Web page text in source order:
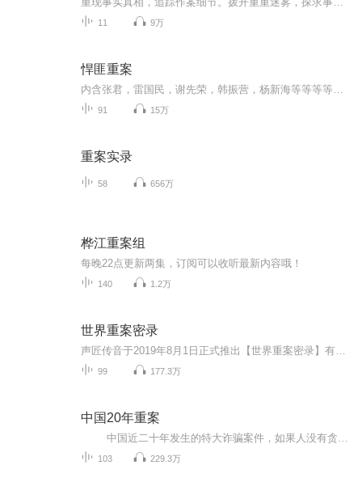
11 9万
悍匪重案
91 15万
重案实录
58 656万
桦江重案组
每晚22点更新两集，订阅可以收听最新内容哦！
140 1.2万
世界重案密录
99 177.3万
中国20年重案
103 229.3万